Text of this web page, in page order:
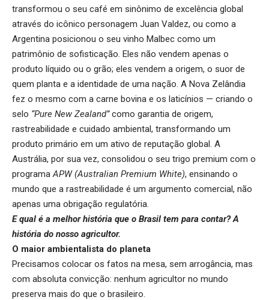
transformou o seu café em sinônimo de excelência global
através do icônico personagem Juan Valdez, ou como a
Argentina posicionou o seu vinho Malbec como um
patrimônio de sofisticação. Eles não vendem apenas o
produto líquido ou o grão; eles vendem a origem, o suor de
quem planta e a identidade de uma nação. A Nova Zelândia
fez o mesmo com a carne bovina e os laticínios — criando o
selo “Pure New Zealand”como garantia de origem,
rastreabilidade e cuidado ambiental, transformando um
produto primário em um ativo de reputação global. A
Austrália, por sua vez, consolidou o seu trigo premium com o
programa APW (Australian Premium White), ensinando o
mundo que a rastreabilidade é um argumento comercial, não
apenas uma obrigação regulatória.
E qual é a melhor história que o Brasil tem para contar? A
história do nosso agricultor.
O maior ambientalista do planeta
Precisamos colocar os fatos na mesa, sem arrogância, mas
com absoluta convicção: nenhum agricultor no mundo
preserva mais do que o brasileiro.